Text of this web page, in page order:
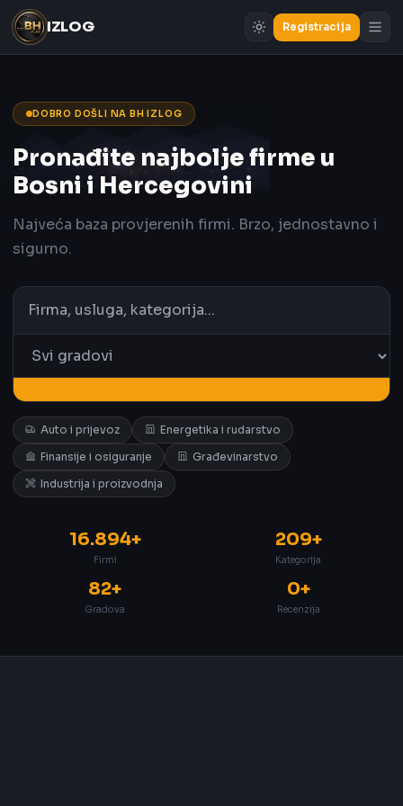
IZLOG Registracija
DOBRO DOŠLI NA BH IZLOG
Pronađite najbolje firme u
Bosni i Hercegovini
Najveća baza provjerenih firmi. Brzo, jednostavno i
sigurno.
Auto i prijevoz
Energetika i rudarstvo
Finansije i osiguranje
Građevinarstvo
Industrija i proizvodnja
16.894+
Firmi
209+
Kategorija
82+
Gradova
0+
Recenzija